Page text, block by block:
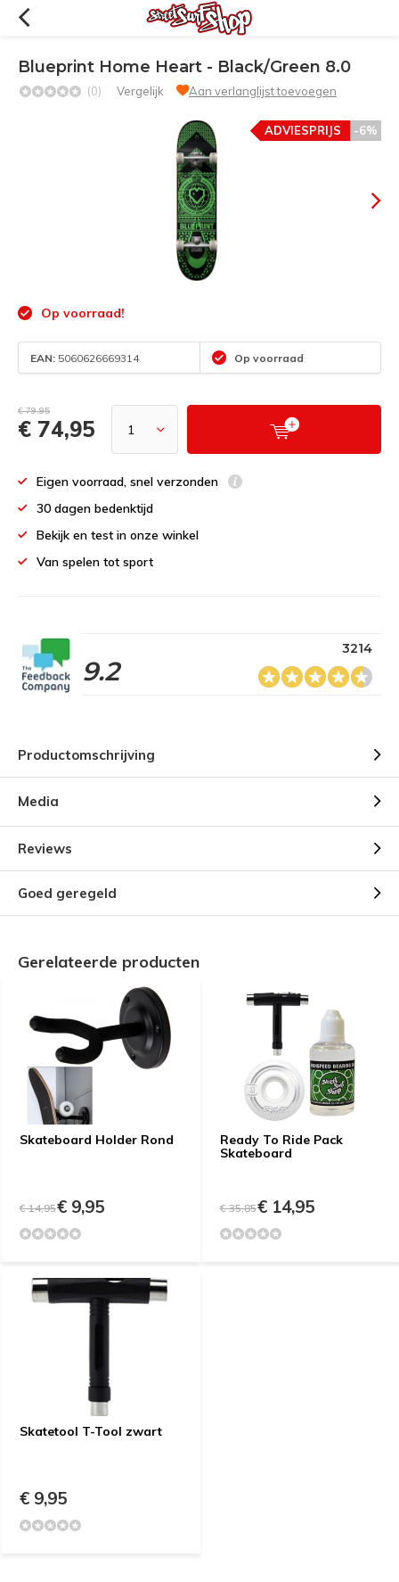
Blueprint Home Heart - Black/Green 8.0
(0) Vergelijk Aan verlanglijst toevoegen
-6%
ADVIESPRIJS
Op voorraad!
EAN: 5060626669314 Op voorraad
€ 79,95
€ 74,95
Eigen voorraad, snel verzonden
30 dagen bedenktijd
Bekijk en test in onze winkel
Van spelen tot sport
9.2
3214
Productomschrijving
Media
Reviews
Goed geregeld
Gerelateerde producten
Skateboard Holder Rond
€ 14,95€ 9,95
Ready To Ride Pack
Skateboard
€ 35,85€ 14,95
Skatetool T-Tool zwart
€ 9,95